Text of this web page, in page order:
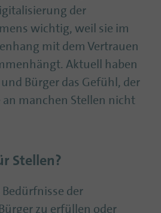
der
wichtig, weil sie im
mit dem Vertrauen
Aktuell haben
Bürger das Gefühl, der
manchen Stellen nicht
Stellen?
Bedürfnisse der
zu erfüllen oder